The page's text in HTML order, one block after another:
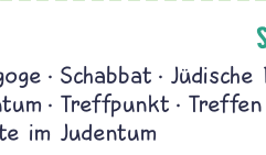
Schabbat
Treffpunkt Treffen
im Judentum